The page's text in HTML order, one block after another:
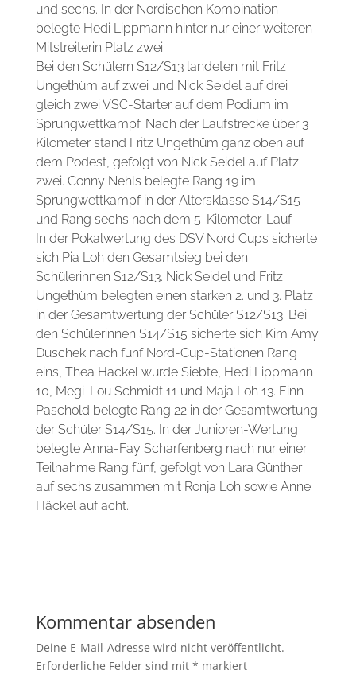
und sechs. In der Nordischen Kombination
belegte Hedi Lippmann hinter nur einer weiteren
Mitstreiterin Platz zwei.
Bei den Schülern S12/S13 landeten mit Fritz
Ungethüm auf zwei und Nick Seidel auf drei
gleich zwei VSC-Starter auf dem Podium im
Sprungwettkampf. Nach der Laufstrecke über 3
Kilometer stand Fritz Ungethüm ganz oben auf
dem Podest, gefolgt von Nick Seidel auf Platz
zwei. Conny Nehls belegte Rang 19 im
Sprungwettkampf in der Altersklasse S14/S15
und Rang sechs nach dem 5-Kilometer-Lauf.
In der Pokalwertung des DSV Nord Cups sicherte
sich Pia Loh den Gesamtsieg bei den
Schülerinnen S12/S13. Nick Seidel und Fritz
Ungethüm belegten einen starken 2. und 3. Platz
in der Gesamtwertung der Schüler S12/S13. Bei
den Schülerinnen S14/S15 sicherte sich Kim Amy
Duschek nach fünf Nord-Cup-Stationen Rang
eins, Thea Häckel wurde Siebte, Hedi Lippmann
10, Megi-Lou Schmidt 11 und Maja Loh 13. Finn
Paschold belegte Rang 22 in der Gesamtwertung
der Schüler S14/S15. In der Junioren-Wertung
belegte Anna-Fay Scharfenberg nach nur einer
Teilnahme Rang fünf, gefolgt von Lara Günther
auf sechs zusammen mit Ronja Loh sowie Anne
Häckel auf acht.
Kommentar absenden
Deine E-Mail-Adresse wird nicht veröffentlicht.
Erforderliche Felder sind mit * markiert